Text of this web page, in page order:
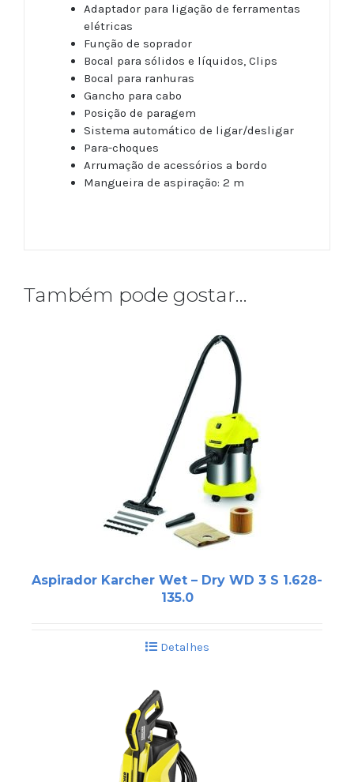
Adaptador para ligação de ferramentas
elétricas
Função de soprador
Bocal para sólidos e líquidos, Clips
Bocal para ranhuras
Gancho para cabo
Posição de paragem
Sistema automático de ligar/desligar
Para-choques
Arrumação de acessórios a bordo
Mangueira de aspiração: 2 m
Também pode gostar…
Aspirador Karcher Wet – Dry WD 3 S 1.628-
135.0
Detalhes